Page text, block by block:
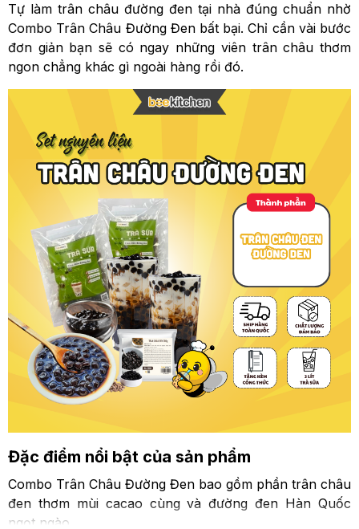
Tự làm trân châu đường đen tại nhà đúng chuẩn nhờ
Combo Trân Châu Đường Đen bất bại. Chỉ cần vài bước
đơn giản bạn sẽ có ngay những viên trân châu thơm
ngon chẳng khác gì ngoài hàng rồi đó.
Đặc điểm nổi bật của sản phẩm
Combo Trân Châu Đường Đen bao gồm phần trân châu
đen thơm mùi cacao cùng và đường đen Hàn Quốc
ngọt ngào.